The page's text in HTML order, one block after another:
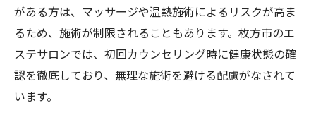
がある方は、マッサージや温熱施術によるリスクが高ま
るため、施術が制限されることもあります。枚方市のエ
ステサロンでは、初回カウンセリング時に健康状態の確
認を徹底しており、無理な施術を避ける配慮がなされて
います。